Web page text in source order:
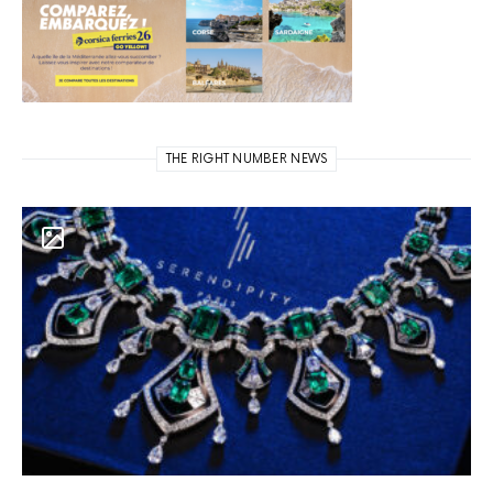
THE RIGHT NUMBER NEWS